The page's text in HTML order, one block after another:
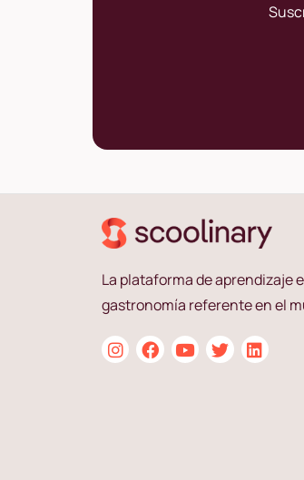
La plataforma de aprendizaje
gastronomía referente en el